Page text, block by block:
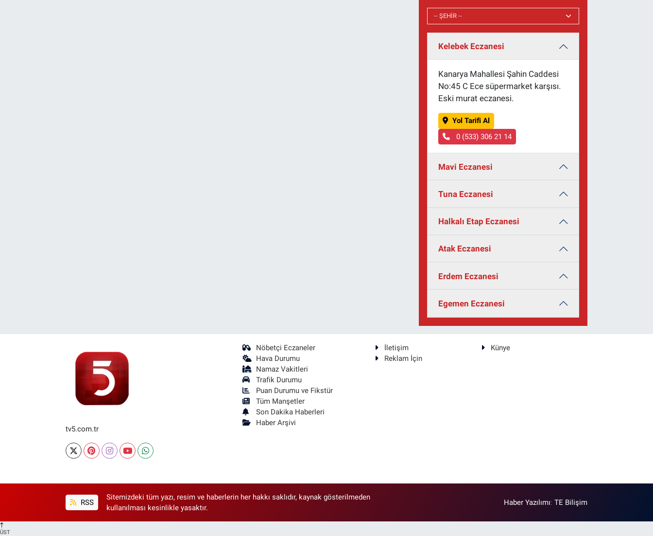
Kelebek Eczanesi
Kanarya Mahallesi Şahin Caddesi
No:45 C Ece süpermarket karşısı.
Eski murat eczanesi.
Yol Tarifi Al
0 (533) 306 21 14
Mavi Eczanesi
Tuna Eczanesi
Halkalı Etap Eczanesi
Atak Eczanesi
Erdem Eczanesi
Egemen Eczanesi
tv5.com.tr
Nöbetçi Eczaneler
Hava Durumu
Namaz Vakitleri
Trafik Durumu
Puan Durumu ve Fikstür
Tüm Manşetler
Son Dakika Haberleri
Haber Arşivi
İletişim
Künye
Reklam İçin
RSS
Sitemizdeki tüm yazı, resim ve haberlerin her hakkı saklıdır, kaynak gösterilmeden
kullanılması kesinlikle yasaktır.
Haber Yazılımı:TE Bilişim
ÜST